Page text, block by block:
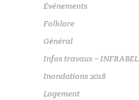
Événements
Folklore
Général
Infos travaux – INFRABEL
Inondations 2018
Logement